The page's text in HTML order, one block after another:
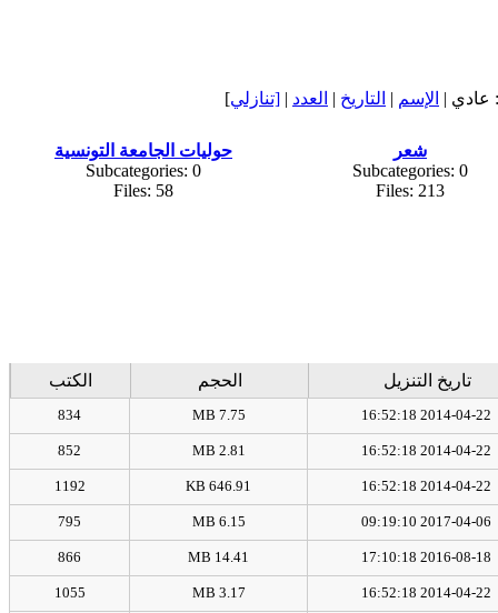
| الإسم | التاريخ | العدد | [تنازلي]
شعر
Subcategories: 0
Files: 213
حوليات الجامعة التونسية
Subcategories: 0
Files: 58
تاريخ التنزيل الحجم الكتب
2014-04-22 16:52:18
7.75 MB
834
2014-04-22 16:52:18
2.81 MB
852
2014-04-22 16:52:18
646.91 KB
1192
2017-04-06 09:19:10
6.15 MB
795
2016-08-18 17:10:18
14.41 MB
866
2014-04-22 16:52:18
3.17 MB
1055